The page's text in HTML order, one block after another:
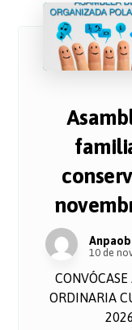
10 de
ORDINARIA